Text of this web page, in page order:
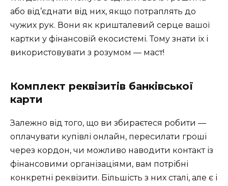
або від’єднати від них, якщо потраплять до
чужих рук. Вони як кришталевий серце вашої
картки у фінансовій екосистемі. Тому знати їх і
використовувати з розумом — маст!
Комплект реквізитів банківської
карти
Залежно від того, що ви збираєтеся робити —
оплачувати купівлі онлайн, пересилати гроші
через кордон, чи можливо наводити контакт із
фінансовими організаціями, вам потрібні
конкретні реквізити. Більшість з них сталі, але є і